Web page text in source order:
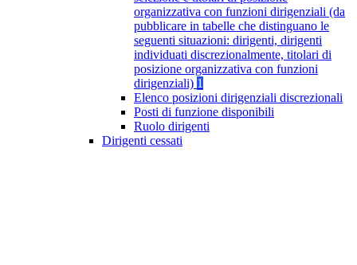
organizzativa con funzioni dirigenziali (da
pubblicare in tabelle che distinguano le
seguenti situazioni: dirigenti, dirigenti
individuati discrezionalmente, titolari di
posizione organizzativa con funzioni
dirigenziali) 1
Elenco posizioni dirigenziali discrezionali
Posti di funzione disponibili
Ruolo dirigenti
Dirigenti cessati